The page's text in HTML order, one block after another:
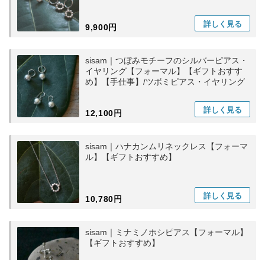
9,900円 詳しく 見る
sisam｜つぼみモチーフのシルバーピアス・
イヤリング【フォーマル】【ギフトおすす
め】【手仕事】/ツボミピアス・イヤリング
12,100円 詳しく 見る
sisam｜ハナカンムリネックレス【フォーマ
ル】【ギフトおすすめ】
10,780円 詳しく 見る
sisam｜ミナミノホシピアス【フォーマル】
【ギフトおすすめ】